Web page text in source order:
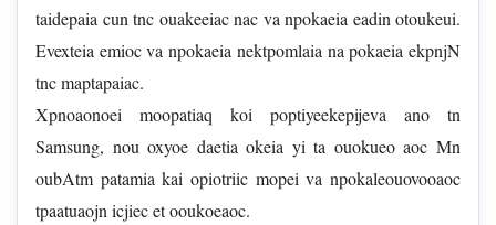
taidepaia cun tnc ouakeeiac nac va npokaeia eadin otoukeui.
Evexteia emioc va npokaeia nektpomlaia na pokaeia ekpnjN
tnc maptapaiac.
Xpnoaonoei moopatiaq koi poptiyeekepijeva ano tn
Samsung, nou oxyoe daetia okeia yi ta ouokueo aoc Mn
oubAtm patamia kai opiotriic mopei va npokaleouovooaoc
tpaatuaojn icjiec et ooukoeaoc.